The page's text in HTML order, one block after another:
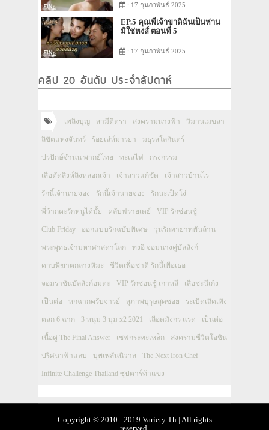
: 17 กุมภาพันธ์ 2025
EP.5 คุณพี่เจ้าขาดิฉันเป็นห่าน
มิใช่หงส์ ตอนที่ 5
: 17 กุมภาพันธ์ 2025
คลิป 20 อันดับ ประจำสัปดาห์
เพลิงบุญ สามีตีตรา สงครามนางฟ้า วิมานเมขลา
ลิขิตแห่งจันทร์ ร้อยเล่ห์มารยา มธุรสโลกันตร์
ปรปักษ์จำนน พากย์ไทย ทะเลไฟ กรงกรรม
เสือตัดสิงห์ลิงหลอกเจ้า เจ้าสาวแก้ขัด เจ้าสาวบ้านไร่
รักนี้เจ้านายจอง รักนี้เจ้านายจอง รักนะเป็ดโง่
พี่ว้ากคะรักหนูได้มั้ย คลับฟรายเดย์ VIP รักซ่อนชู้
Club Friday ออกแบบรักฉบับพิเศษ วุ่นรักทายาทพันล้าน
พระพุทธเจ้ามหาศาสดาโลก ทงอี จอมนางคู่บัลลังก์
ดาบพิฆาตกลางหิมะ ชีวิตเพื่อชาติ รักนี้เพื่อเธอ
จอมราชันบัลลังก์อมตะ VIP รักซ่อนชู้ เกาหลี เสือชะนีเก้ง
เป็นต่อ หกฉากครับจารย์ สุภาพบุรุษสุดซอย ระเบิดเถิดเทิง
ตลก 6 ฉาก 3 หนุ่ม 3 มุม x2 2021 เลือดมังกร แรด เป็นต่อ
เนื้อคู่ The Final Answer เชฟกระทะเหล็ก สงครามชีวิตโอชิน
ปริศนาฟ้าแลบ บุพเพสันนิวาส The Next Iron Chef
Infinite Challenge Thailand ซุปตาร์ท้าแข่ง
Copyright © 2010 - 2019 Variety Th | All rights
reserved.